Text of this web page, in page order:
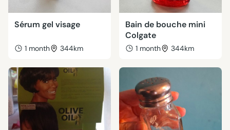
Sérum gel visage
1 month 344km
Bain de bouche mini
Colgate
1 month 344km